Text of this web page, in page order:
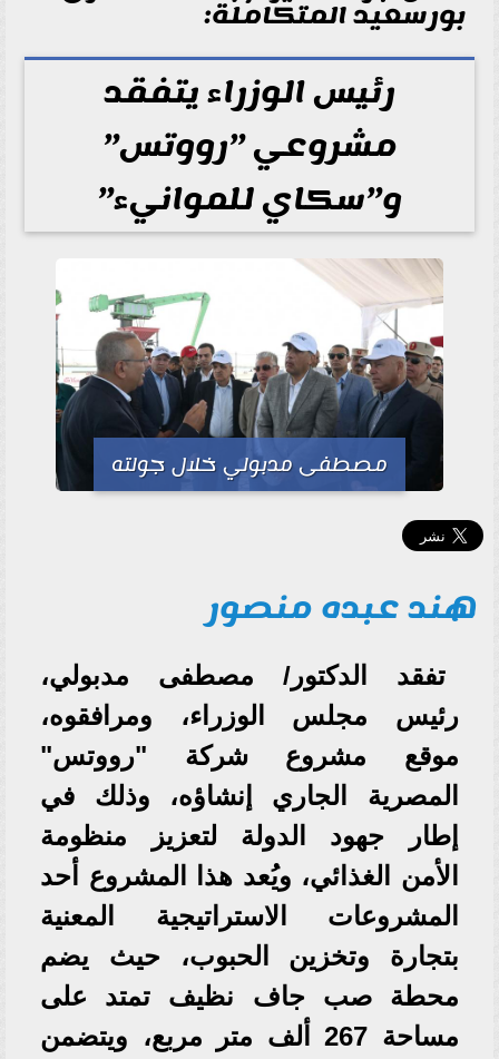
بورسعيد المتكاملة:
رئيس الوزراء يتفقد
مشروعي ”رووتس”
و”سكاي للموانيء”
مصطفى مدبولي خلال جولته
هند عبده منصور
تفقد الدكتور/ مصطفى مدبولي،
رئيس مجلس الوزراء، ومرافقوه،
موقع مشروع شركة "رووتس"
المصرية الجاري إنشاؤه، وذلك في
إطار جهود الدولة لتعزيز منظومة
الأمن الغذائي، ويُعد هذا المشروع أحد
المشروعات الاستراتيجية المعنية
بتجارة وتخزين الحبوب، حيث يضم
محطة صب جاف نظيف تمتد على
مساحة 267 ألف متر مربع، ويتضمن